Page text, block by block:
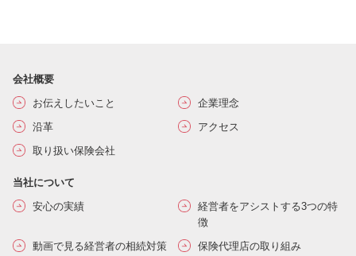
会社概要
お伝えしたいこと
企業理念
沿革
アクセス
取り扱い保険会社
当社について
安心の実績
経営者をアシストする3つの特
徴
動画で見る経営者の相続対策
保険代理店の取り組み